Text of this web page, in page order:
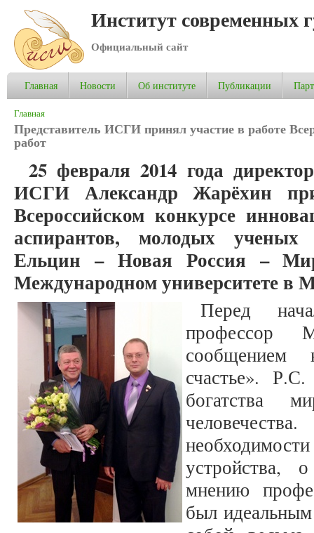
Институт современных
Официальный сайт
Главная Новости Об институте Публикации
Вы здесь
Главная
Представитель ИСГИ принял участие в работе
работ
25 февраля 2014 года
ИСГИ Александр Жарёхин
Всероссийском конкурсе
аспирантов, молодых
Ельцин – Новая Россия –
Международном университете в
Перед
счастье».
богатства
устройства,
мнению
был